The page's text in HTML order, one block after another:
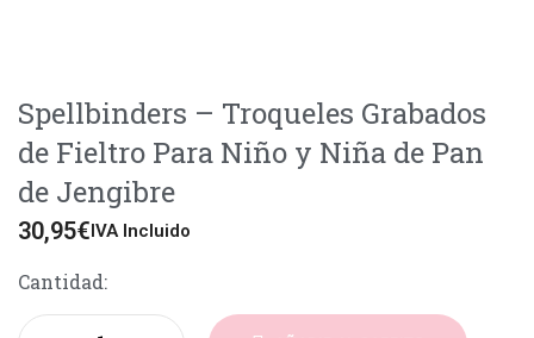
Spellbinders – Troqueles Grabados
de Fieltro Para Niño y Niña de Pan
de Jengibre
30,95€IVA Incluido
Cantidad: